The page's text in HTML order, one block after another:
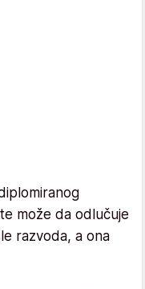
može da odlučuje
razvoda, a ona